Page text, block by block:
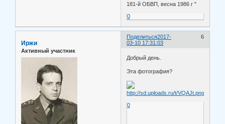
181-й ОБВП, весна 1986 г "
0
Поделиться 6
2017-
03-10 17:31:03
Иржи
Активный участник
Добрый день.
Эта фотография?
0